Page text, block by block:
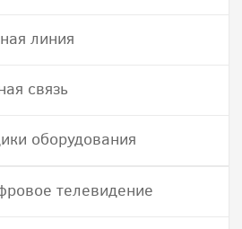
линия
связь
оборудования
телевидение